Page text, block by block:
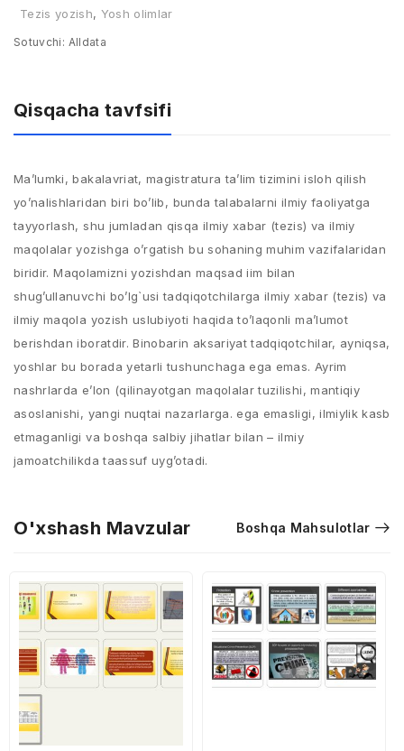
Tezis yozish, Yosh olimlar
Sotuvchi: Alldata
Qisqacha tavfsifi
Мa’lumki, bakalavriat, magistratura ta’lim tizimini isloh qilish
yo’nalishlaridan biri bo’lib, bunda talabalarni ilmiy faoliyatga
tayyorlash, shu jumladan qisqa ilmiy xabar (tezis) va ilmiy
maqolalar yozishga o’rgatish bu sohaning muhim vazifalaridan
biridir. Maqolamizni yozishdan maqsad iim bilan
shug’ullanuvchi bo’lg`usi tadqiqotchilarga ilmiy xabar (tezis) va
ilmiy maqola yozish uslubiyoti haqida to’laqonli ma’lumot
berishdan iboratdir. Binobarin aksariyat tadqiqotchilar, ayniqsa,
yoshlar bu borada yetarli tushunchaga ega emas. Ayrim
nashrlarda e’lon (qilinayotgan maqolalar tuzilishi, mantiqiy
asoslanishi, yangi nuqtai nazarlarga. ega emasligi, ilmiylik kasb
etmaganligi va boshqa salbiy jihatlar bilan – ilmiy
jamoatchilikda taassuf uyg’otadi.
O'xshash Mavzular Boshqa Mahsulotlar